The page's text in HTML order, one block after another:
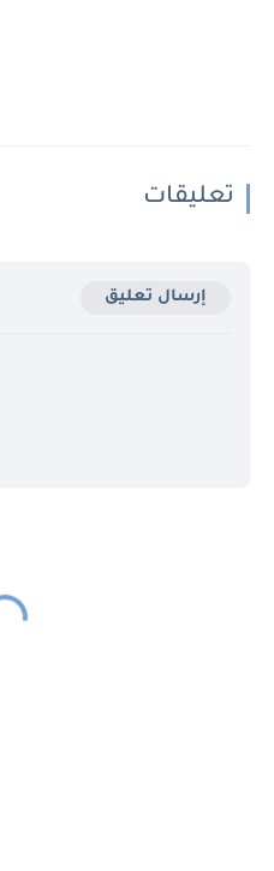
تعليقات
إرسال تعليق